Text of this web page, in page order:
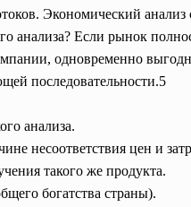
Экономический анализ
анализа? Если рынок
одновременно
последовательности.5
анализа.
несоответствия цен и
такого же продукта.
богатства страны).